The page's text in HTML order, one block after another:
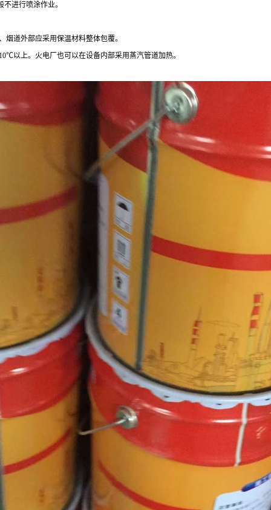
不进行喷涂作业。
道外部应采用保温材料整体包覆。
℃以上。火电厂也可以在设备内部采用蒸汽管道加热。